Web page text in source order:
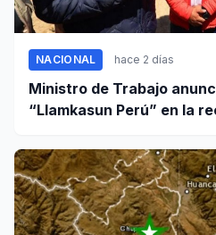
NACIONAL hace 2 días
Ministro de Trabajo
“Llamkasun Perú” en la